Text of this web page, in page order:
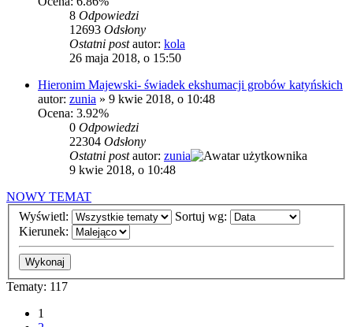
8 Odpowiedzi
12693 Odsłony
Ostatni postautor: kola
26 maja 2018, o 15:50
Hieronim Majewski- świadek ekshumacji grobów katyńskich
autor: zunia » 9 kwie 2018, o 10:48
Ocena: 3.92%
0 Odpowiedzi
22304 Odsłony
Ostatni postautor: zunia
9 kwie 2018, o 10:48
NOWY TEMAT
Wyświetl:
Sortuj wg:
Kierunek:
Tematy: 117
1